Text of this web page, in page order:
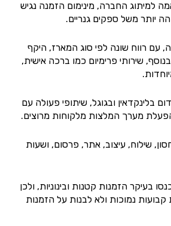
למיתוג החברה, מינימום הזמנה נגיש
יותר משל ספקים גנריים.
עם רווח שונה לפי סוג המארז, היקף
שירותי פרימיום כמו ברכה אישית,
בלינקדאין ובגוגל, שיתופי פעולה עם
מערך המלצות מלקוחות מרוצים.
שילוח, עיצוב, אתר, פרסום, ושעות
בעיקר הזמנות קטנות ובינוניות, ולכן
נמוכות ולא לבנות על הזמנות